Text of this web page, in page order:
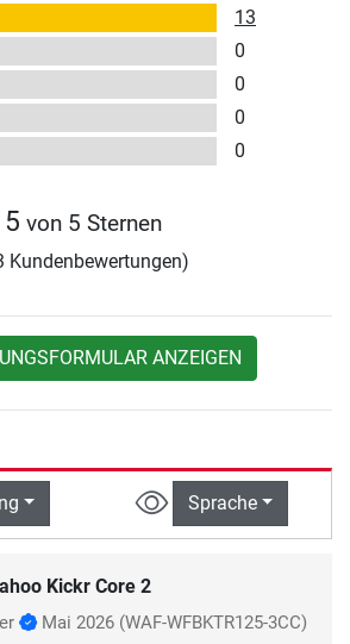
13
0
0
0
0
5 von 5 Sternen
Kundenbewertungen)
ANZEIGEN
Sprache
Kickr Core 2
Mai 2026 (WAF-WFBKTR125-3CC)